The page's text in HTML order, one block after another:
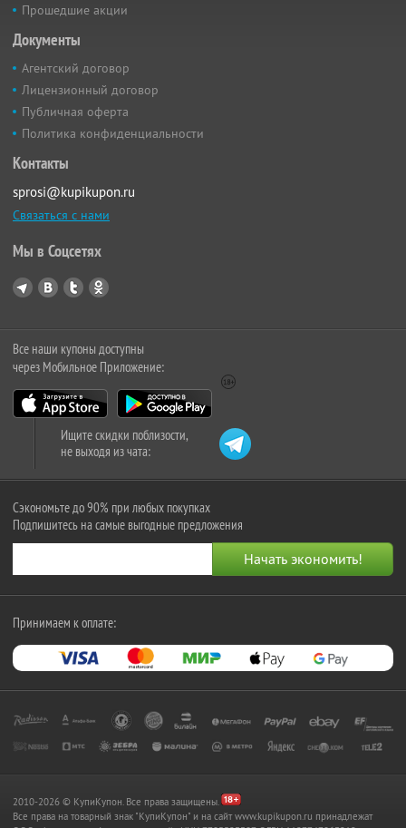
Прошедшие акции
Документы
Агентский договор
Лицензионный договор
Публичная оферта
Политика конфиденциальности
Контакты
sprosi@kupikupon.ru
Связаться с нами
Мы в Соцсетях
Все наши купоны доступны
через Мобильное Приложение:
Ищите скидки поблизости,
не выходя из чата:
Сэкономьте до 90% при любых покупках
Подпишитесь на самые выгодные предложения
Принимаем к оплате:
2010-2026 © КупиКупон. Все права защищены.
Все права на товарный знак "КупиКупон" и на сайт www.kupikupon.ru принадлежат